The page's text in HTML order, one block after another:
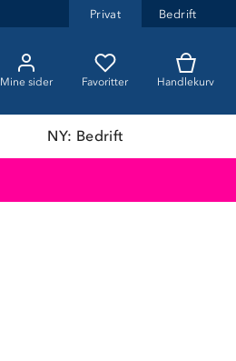
Privat Bedrift
Mine sider Favoritter Handlekurv
NY: Bedrift